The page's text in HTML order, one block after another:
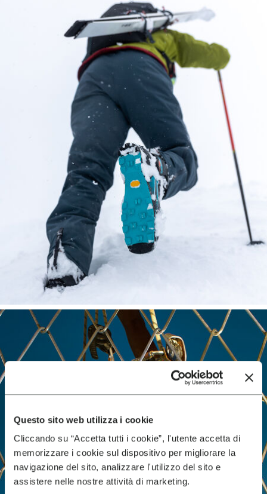
Questo sito web utilizza i cookie
Cliccando su “Accetta tutti i cookie”, l'utente accetta di
memorizzare i cookie sul dispositivo per migliorare la
navigazione del sito, analizzare l'utilizzo del sito e
assistere nelle nostre attività di marketing.